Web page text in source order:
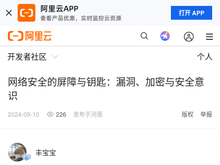
打开 APP
开发者社区 个人
网络安全的屏障与钥匙：漏洞、加密与安全意
识
2024-09-10 226 发布于河南 版权 举报
丰宝宝